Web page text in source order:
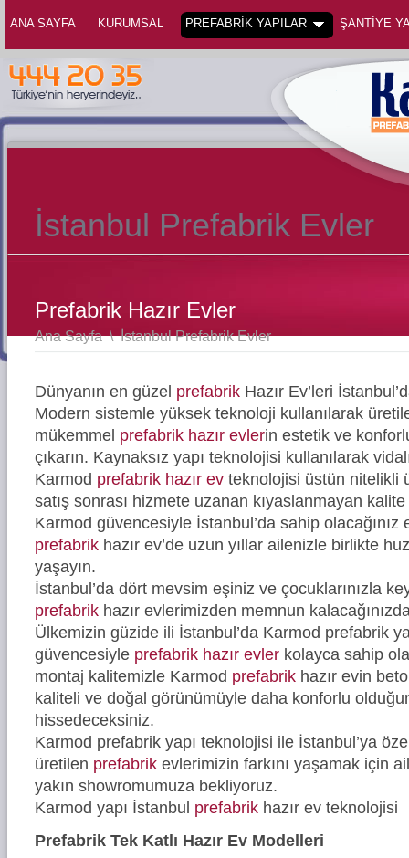
ANA SAYFA KURUMSAL PREFABRİK YAPILAR ŞANTİYE
İstanbul Prefabrik Evler
Prefabrik Hazır Evler
Ana Sayfa \İstanbul Prefabrik Evler
Dünyanın en güzel prefabrik Hazır Ev’leri
Modern sistemle yüksek teknoloji kullanılarak
mükemmel prefabrik hazır evlerin estetik ve
çıkarın. Kaynaksız yapı teknolojisi kullanılarak
Karmod prefabrik hazır ev teknolojisi üstün nitelikli
satış sonrası hizmete uzanan kıyaslanmayan kalite
Karmod güvencesiyle İstanbul’da sahip
prefabrik hazır ev’de uzun yıllar ailenizle birlikte
yaşayın.
İstanbul’da dört mevsim eşiniz ve çocuklarınızla
prefabrik hazır evlerimizden memnun
Ülkemizin güzide ili İstanbul’da Karmod prefabrik
güvencesiyle prefabrik hazır evler kolayca sahip
montaj kalitemizle Karmod prefabrik hazır evin
kaliteli ve doğal görünümüyle daha konforlu
hissedeceksiniz.
Karmod prefabrik yapı teknolojisi ile İstanbul’ya
üretilen prefabrik evlerimizin farkını yaşamak için
yakın showromumuza bekliyoruz.
Karmod yapı İstanbul prefabrik hazır ev teknolojisi
Prefabrik Tek Katlı Hazır Ev Modelleri